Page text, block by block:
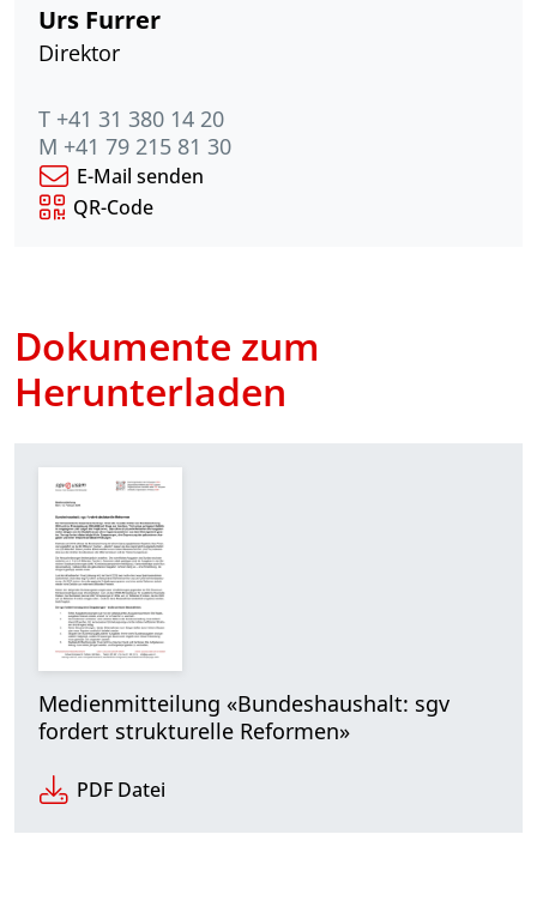
Urs Furrer
Direktor
T +41 31 380 14 20
M +41 79 215 81 30
E-Mail senden
QR-Code
Dokumente zum
Herunterladen
Medienmitteilung «Bundeshaushalt: sgv
fordert strukturelle Reformen»
PDF Datei